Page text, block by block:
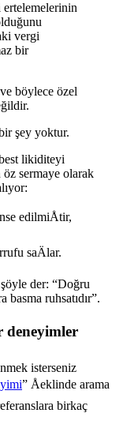
vergi
bir
böylece özel
şey yoktur.
likiditeyi
öz sermaye olarak
edilmiÅtir,
saÄlar.
der: “Doğru
basma ruhsatıdır”.
deneyimler
isterseniz
” Åeklinde arama
birkaç